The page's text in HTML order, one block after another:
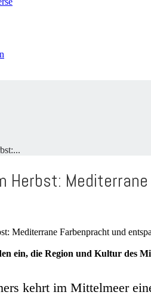
Herbst:
ein, die Region und Kultur des
kehrt im Mittelmeer